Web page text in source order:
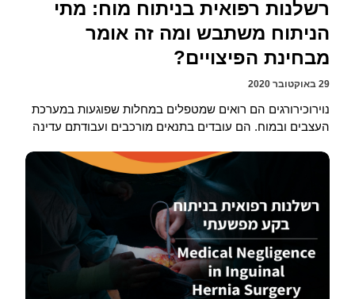
רשלנות רפואית בניתוח מוח: מתי
הניתוח משתבש ומה זה אומר
מבחינת הפיצויים?
29 באוקטובר 2020
נוירוכירורגים הם רואים שמטפלים במחלות שפוגעות במערכת
העצבים ובמוח. הם עובדים בתנאים מורכבים ועבודתם עדינה